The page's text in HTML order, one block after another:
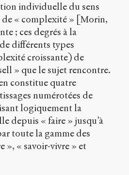
individuelle du sens
de « complexité » [Morin,
; ces degrés à la
différents types
croissante) de
» que le sujet rencontre.
constitue quatre
numérotées de
logiquement la
depuis « faire » jusqu’à
toute la gamme des
», « savoir-vivre » et